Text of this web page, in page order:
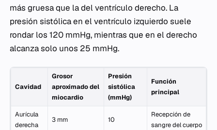
más gruesa que la del ventrículo derecho. La
presión sistólica en el ventrículo izquierdo suele
rondar los 120 mmHg, mientras que en el derecho
alcanza solo unos 25 mmHg.
Cavidad
Grosor
aproximado del
miocardio
Presión
sistólica
(mmHg)
Función
principal
Aurícula
derecha
3 mm 10
Recepción de
sangre del cuerpo